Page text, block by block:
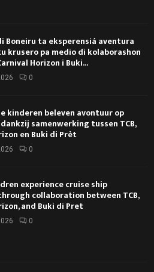
Boneiru ta eksperensiá aventura
krusero pa medio di kolaborashon
Horizon i Buki...
0
kinderen beleven avontuur op
samenwerking tussen TCB,
en Buki di Prèt
0
experience cruise ship
collaboration between TCB,
and Buki di Pret
0